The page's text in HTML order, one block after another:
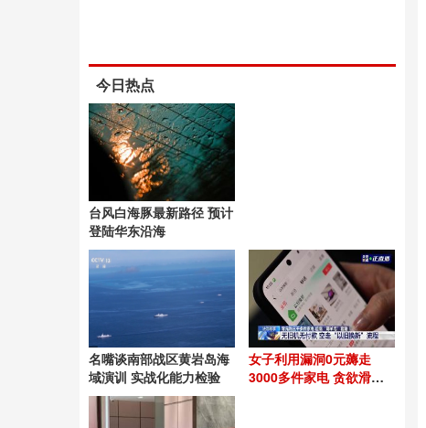
今日热点
台风白海豚最新路径 预计
登陆华东沿海
名嘴谈南部战区黄岩岛海
域演训 实战化能力检验
女子利用漏洞0元薅走
3000多件家电 贪欲滑向